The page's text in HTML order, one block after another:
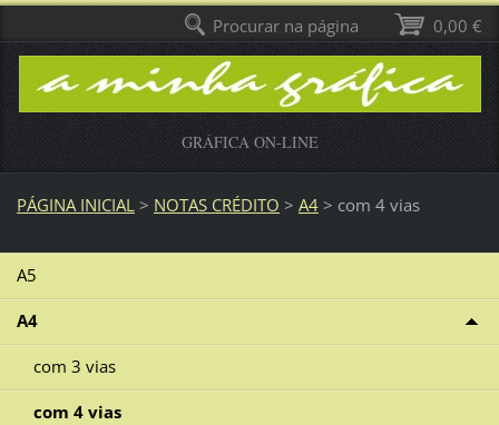
GRÁFICA ON-LINE
PÁGINA INICIAL > NOTAS CRÉDITO > A4 > com 4 vias
A5
A4
com 3 vias
com 4 vias
0,00 €
Procurar na página